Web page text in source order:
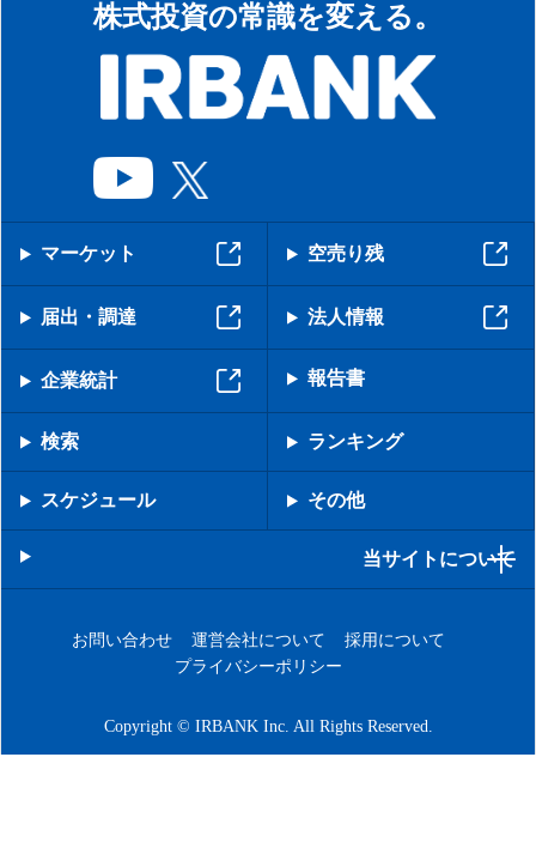
株式投資の常識を変える。
マーケット 空売り残
届出・調達 法人情報
企業統計 報告書
検索 ランキング
スケジュール その他
当サイトについて
お問い合わせ 運営会社について
採用について
プライバシーポリシー
Copyright © IRBANK Inc. All Rights Reserved.